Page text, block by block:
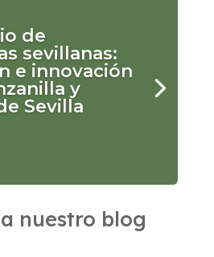
de
sevillanas:
e innovación
y
Sevilla
nuestro blog